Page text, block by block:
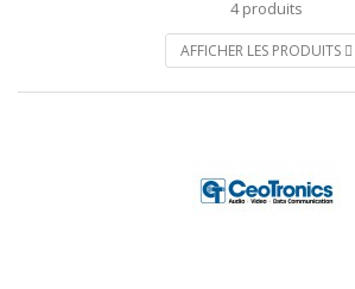
4 produits
AFFICHER LES PRODUITS